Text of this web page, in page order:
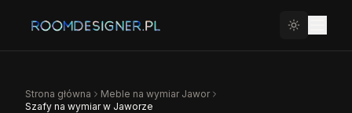
Strona główna Meble na wymiar Jawor
Szafy na wymiar w Jaworze